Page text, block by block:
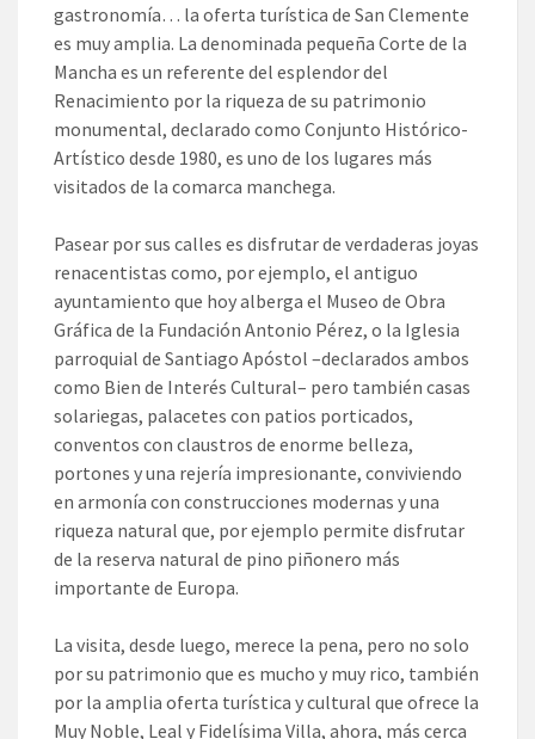
gastronomía… la oferta turística de San Clemente
es muy amplia. La denominada pequeña Corte de la
Mancha es un referente del esplendor del
Renacimiento por la riqueza de su patrimonio
monumental, declarado como Conjunto Histórico-
Artístico desde 1980, es uno de los lugares más
visitados de la comarca manchega.
Pasear por sus calles es disfrutar de verdaderas joyas
renacentistas como, por ejemplo, el antiguo
ayuntamiento que hoy alberga el Museo de Obra
Gráfica de la Fundación Antonio Pérez, o la Iglesia
parroquial de Santiago Apóstol –declarados ambos
como Bien de Interés Cultural– pero también casas
solariegas, palacetes con patios porticados,
conventos con claustros de enorme belleza,
portones y una rejería impresionante, conviviendo
en armonía con construcciones modernas y una
riqueza natural que, por ejemplo permite disfrutar
de la reserva natural de pino piñonero más
importante de Europa.
La visita, desde luego, merece la pena, pero no solo
por su patrimonio que es mucho y muy rico, también
por la amplia oferta turística y cultural que ofrece la
Muy Noble, Leal y Fidelísima Villa, ahora, más cerca